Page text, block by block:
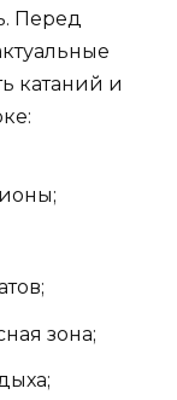
Перед
катаний и
зона;